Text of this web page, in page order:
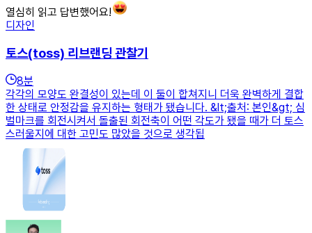
열심히 읽고 답변했어요!
디자인
토스(toss) 리브랜딩 관찰기
8분
각각의 모양도 완결성이 있는데 이 둘이 합쳐지니 더욱 완벽하게 결합
한 상태로 안정감을 유지하는 형태가 됐습니다. &lt;출처: 본인&gt; 심
벌마크를 회전시켜서 돌출된 회전축이 어떤 각도가 됐을 때가 더 토스
스러울지에 대한 고민도 많았을 것으로 생각됩